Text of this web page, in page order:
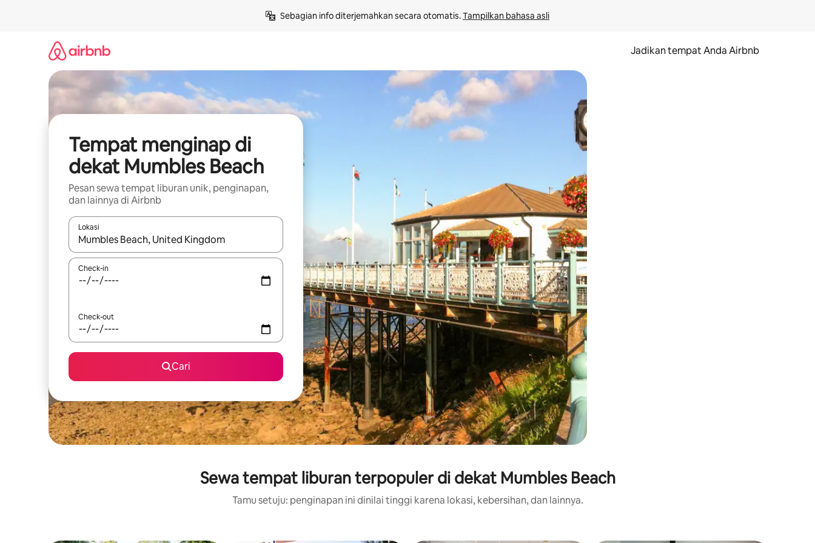
Sebagian info diterjemahkan secara otomatis. Tampilkan bahasa asli
Jadikan tempat Anda Airbnb
Tempat menginap di
dekat Mumbles Beach
Pesan sewa tempat liburan unik, penginapan,
dan lainnya di Airbnb
Lokasi
Jika hasil yang dicari tersedia, telusuri dengan tombol panah ke atas dan ke bawah atau jelajahi dengan sentuhan atau gerakan menggeser.
Check-in
Check-out
Cari
Sewa tempat liburan terpopuler di dekat Mumbles Beach
Tamu setuju: penginapan ini dinilai tinggi karena lokasi, kebersihan, dan lainnya.